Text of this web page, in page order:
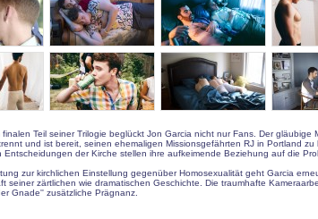
finalen Teil seiner Trilogie beglückt Jon Garcia nicht nur Fans. Der gläubige
und ist bereit, seinen ehemaligen Missionsgefährten RJ in Portland
Entscheidungen der Kirche stellen ihre aufkeimende Beziehung auf die
zur kirchlichen Einstellung gegenüber Homosexualität geht Garcia
seiner zärtlichen wie dramatischen Geschichte. Die traumhafte
Gnade'' zusätzliche Prägnanz.